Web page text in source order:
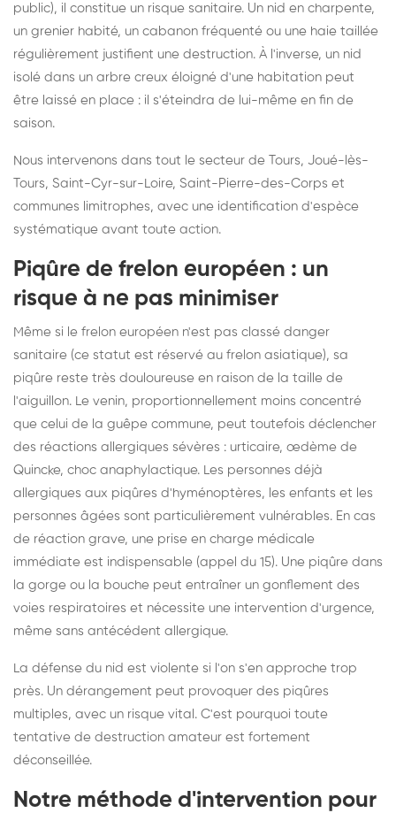
public), il constitue un risque sanitaire. Un nid en charpente,
un grenier habité, un cabanon fréquenté ou une haie taillée
régulièrement justifient une destruction. À l'inverse, un nid
isolé dans un arbre creux éloigné d'une habitation peut
être laissé en place : il s'éteindra de lui-même en fin de
saison.
Nous intervenons dans tout le secteur de Tours, Joué-lès-
Tours, Saint-Cyr-sur-Loire, Saint-Pierre-des-Corps et
communes limitrophes, avec une identification d'espèce
systématique avant toute action.
Piqûre de frelon européen : un
risque à ne pas minimiser
Même si le frelon européen n'est pas classé danger
sanitaire (ce statut est réservé au frelon asiatique), sa
piqûre reste très douloureuse en raison de la taille de
l'aiguillon. Le venin, proportionnellement moins concentré
que celui de la guêpe commune, peut toutefois déclencher
des réactions allergiques sévères : urticaire, œdème de
Quincke, choc anaphylactique. Les personnes déjà
allergiques aux piqûres d'hyménoptères, les enfants et les
personnes âgées sont particulièrement vulnérables. En cas
de réaction grave, une prise en charge médicale
immédiate est indispensable (appel du 15). Une piqûre dans
la gorge ou la bouche peut entraîner un gonflement des
voies respiratoires et nécessite une intervention d'urgence,
même sans antécédent allergique.
La défense du nid est violente si l'on s'en approche trop
près. Un dérangement peut provoquer des piqûres
multiples, avec un risque vital. C'est pourquoi toute
tentative de destruction amateur est fortement
déconseillée.
Notre méthode d'intervention pour